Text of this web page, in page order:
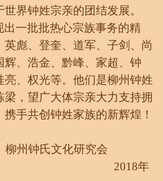
界钟姓宗亲的团结发展。
出一批批热心宗族事务的精
英彪、登奎、道军、子剑、尚
辉、浩金、黔峰、家超、钟
亮、权光等。他们是柳州钟姓
梁，望广大体宗亲大力支持拥
手共创钟姓家族的新辉煌！
氏文化研究会
2018年